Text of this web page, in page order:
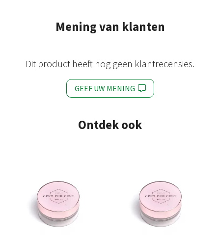
Mening van klanten
Dit product heeft nog geen klantrecensies.
GEEF UW MENING
Ontdek ook